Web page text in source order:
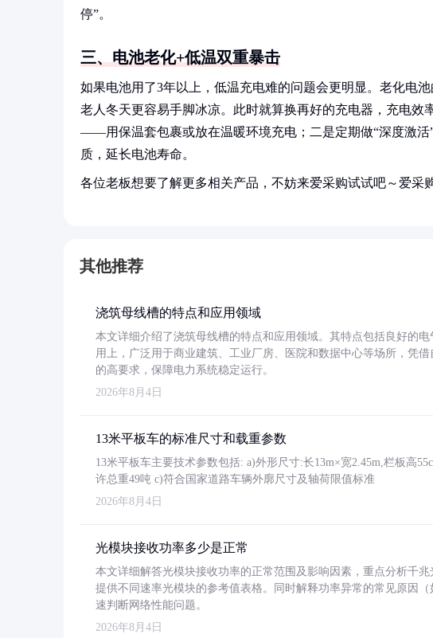
停”。
三、电池老化+低温双重暴击
如果电池用了3年以上，低温充电难的问题会更明显。老化电
老人冬天更容易手脚冰凉。此时就算换再好的充电器，充电效
——用保温套包裹或放在温暖环境充电；二是定期做“深度激活
质，延长电池寿命。
各位老板想要了解更多相关产品，不妨来爱采购试试吧～爱采
其他推荐
浇筑母线槽的特点和应用领域
本文详细介绍了浇筑母线槽的特点和应用领域。其特点包括良好的
用上，广泛用于商业建筑、工业厂房、医院和数据中心等场所，凭
的高要求，保障电力系统稳定运行。
2026年8月4日
13米平板车的标准尺寸和载重参数
13米平板车主要技术参数包括: a)外形尺寸:长13m×宽2.45m,栏板高
许总重49吨 c)符合国家道路车辆外廓尺寸及轴荷限值标准
2026年8月4日
光模块接收功率多少是正常
本文详细解答光模块接收功率的正常范围及影响因素，重点分析千
提供不同速率光模块的参考值表格。同时解释功率异常的常见原因
速判断网络性能问题。
2026年8月4日